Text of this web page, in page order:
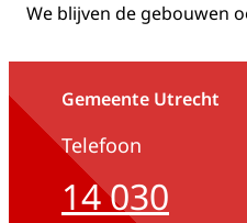
We blijven de gebouwen
Gemeente Utrecht
Telefoon
14 030